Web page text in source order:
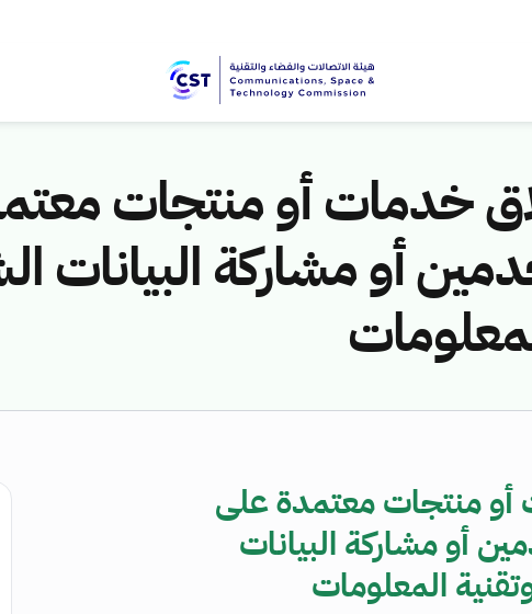
خدمات أو منتجات
أو مشاركة البيانات
أو منتجات معتمدة على
أو مشاركة البيانات
المعلومات